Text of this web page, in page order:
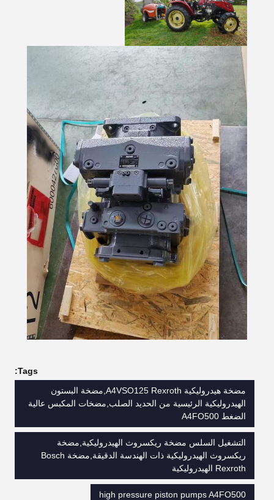
Tags:
مضخة هيدروليكية A4VSO125 Rexroth,مضخة البستون
الهيدروليكية الرئيسية من الحديد الصلب,مضخات المكبس عالية
الضغط A4FO500
التشغيل السلس مضخة ريكسروث الهيدروليكية,مضخة
ريكسروث الهيدروليكية ذات الهندسة الدقيقة,مضخة Bosch
Rexroth الهيدروليكية
high pressure piston pumps A4FO500